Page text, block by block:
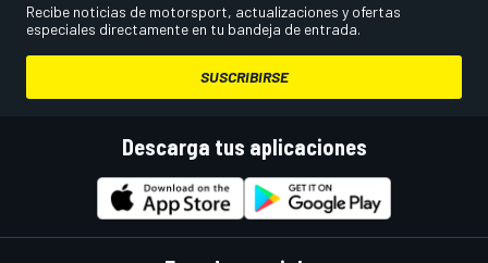
Recibe noticias de motorsport, actualizaciones y ofertas
especiales directamente en tu bandeja de entrada.
SUSCRIBIRSE
Descarga tus aplicaciones